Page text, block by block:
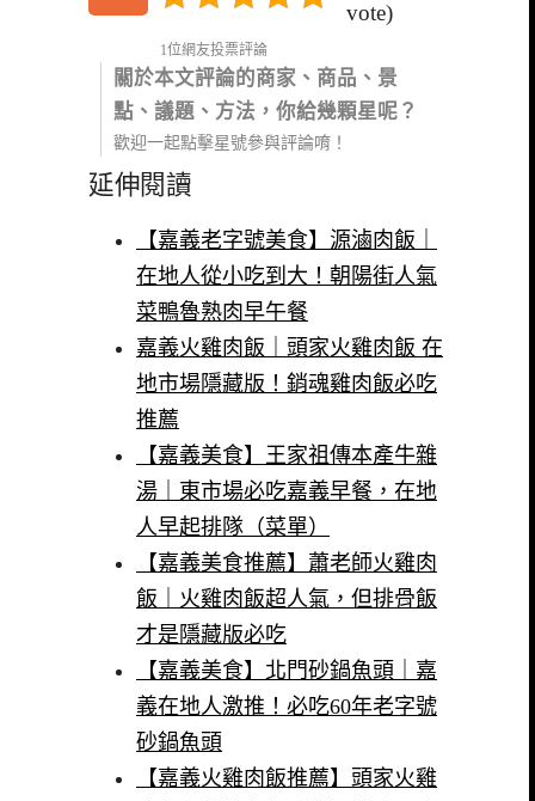
vote)
1位網友投票評論
關於本文評論的商家、商品、景
點、議題、方法，你給幾顆星呢？
歡迎一起點擊星號參與評論唷！
延伸閱讀
【嘉義老字號美食】源滷肉飯｜
在地人從小吃到大！朝陽街人氣
菜鴨魯熟肉早午餐
嘉義火雞肉飯｜頭家火雞肉飯 在
地市場隱藏版！銷魂雞肉飯必吃
推薦
【嘉義美食】王家祖傳本產牛雜
湯｜東市場必吃嘉義早餐，在地
人早起排隊（菜單）
【嘉義美食推薦】蕭老師火雞肉
飯｜火雞肉飯超人氣，但排骨飯
才是隱藏版必吃
【嘉義美食】北門砂鍋魚頭｜嘉
義在地人激推！必吃60年老字號
砂鍋魚頭
【嘉義火雞肉飯推薦】頭家火雞